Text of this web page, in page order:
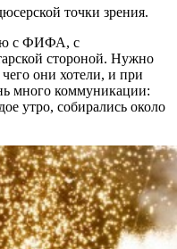
точки зрения.
с ФИФА, с
стороной. Нужно
они хотели, и при
много коммуникации:
утро, собирались около